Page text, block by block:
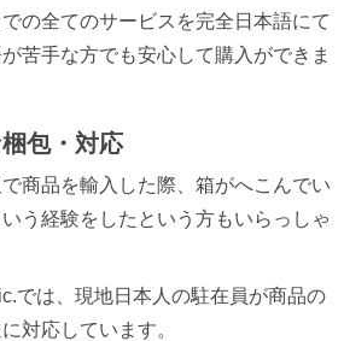
の全てのサービスを完全日本語にて
苦手な方でも安心して購入ができま
包・対応
商品を輸入した際、箱がへこんでい
う経験をしたという方もいらっしゃ
では、現地日本人の駐在員が商品の
対応しています。